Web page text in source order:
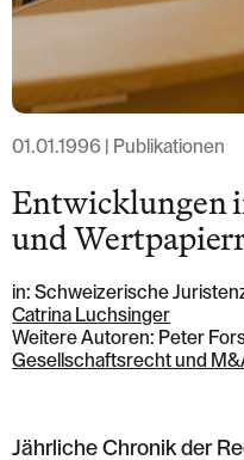
PROTECTION DES DONNÉES
01.01.1996 | Publikationen
Entwicklungen
und
in: Schweizerische
Catrina Luchsinger
Weitere Autoren: Peter
Gesellschaftsrecht und
Jährliche Chronik der